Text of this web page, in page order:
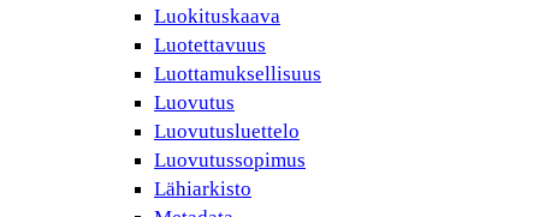
Luokituskaava
Luotettavuus
Luottamuksellisuus
Luovutus
Luovutusluettelo
Luovutussopimus
Lähiarkisto